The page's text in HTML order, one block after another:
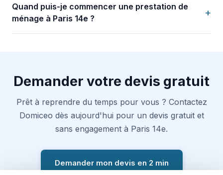
Quand puis-je commencer une prestation de
ménage à Paris 14e ?
+
Demander votre devis gratuit
Prêt à reprendre du temps pour vous ? Contactez
Domiceo dès aujourd'hui pour un devis gratuit et
sans engagement à Paris 14e.
Demander mon devis en 2 min